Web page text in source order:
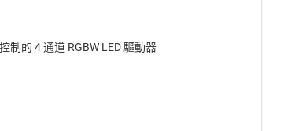
制的 4 通道 RGBW LED 驅動器